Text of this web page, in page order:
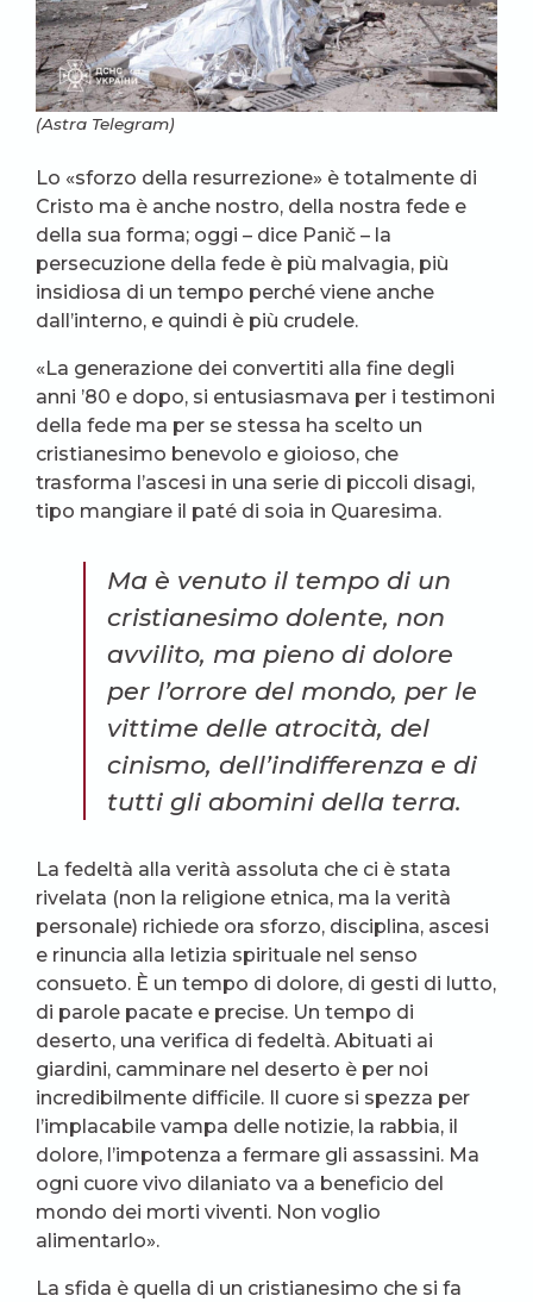
(Astra Telegram)
Lo «sforzo della resurrezione» è totalmente di
Cristo ma è anche nostro, della nostra fede e
della sua forma; oggi – dice Panič – la
persecuzione della fede è più malvagia, più
insidiosa di un tempo perché viene anche
dall’interno, e quindi è più crudele.
«La generazione dei convertiti alla fine degli
anni ’80 e dopo, si entusiasmava per i testimoni
della fede ma per se stessa ha scelto un
cristianesimo benevolo e gioioso, che
trasforma l’ascesi in una serie di piccoli disagi,
tipo mangiare il paté di soia in Quaresima.
Ma è venuto il tempo di un
cristianesimo dolente, non
avvilito, ma pieno di dolore
per l’orrore del mondo, per le
vittime delle atrocità, del
cinismo, dell’indifferenza e di
tutti gli abomini della terra.
La fedeltà alla verità assoluta che ci è stata
rivelata (non la religione etnica, ma la verità
personale) richiede ora sforzo, disciplina, ascesi
e rinuncia alla letizia spirituale nel senso
consueto. È un tempo di dolore, di gesti di lutto,
di parole pacate e precise. Un tempo di
deserto, una verifica di fedeltà. Abituati ai
giardini, camminare nel deserto è per noi
incredibilmente difficile. Il cuore si spezza per
l’implacabile vampa delle notizie, la rabbia, il
dolore, l’impotenza a fermare gli assassini. Ma
ogni cuore vivo dilaniato va a beneficio del
mondo dei morti viventi. Non voglio
alimentarlo».
La sfida è quella di un cristianesimo che si fa